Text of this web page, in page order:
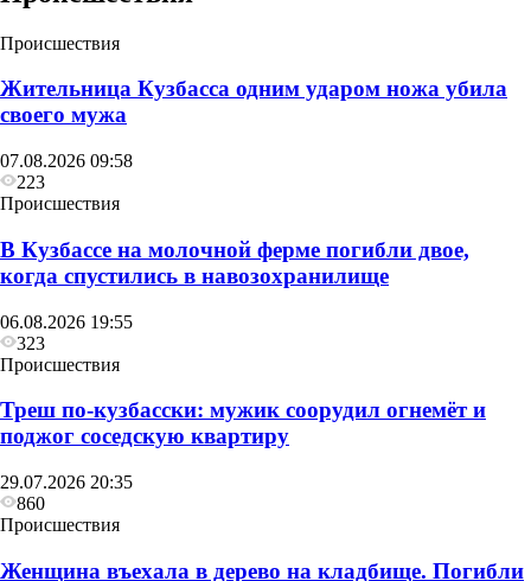
Происшествия
Жительница Кузбасса одним ударом ножа убила
своего мужа
07.08.2026 09:58
223
Происшествия
В Кузбассе на молочной ферме погибли двое,
когда спустились в навозохранилище
06.08.2026 19:55
323
Происшествия
Треш по-кузбасски: мужик соорудил огнемёт и
поджог соседскую квартиру
29.07.2026 20:35
860
Происшествия
Женщина въехала в дерево на кладбище. Погибли